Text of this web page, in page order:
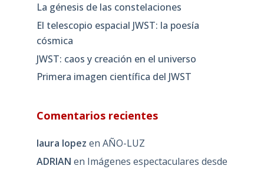
La génesis de las constelaciones
El telescopio espacial JWST: la poesía
cósmica
JWST: caos y creación en el universo
Primera imagen científica del JWST
Comentarios recientes
laura lopez en AÑO-LUZ
ADRIAN en Imágenes espectaculares desde